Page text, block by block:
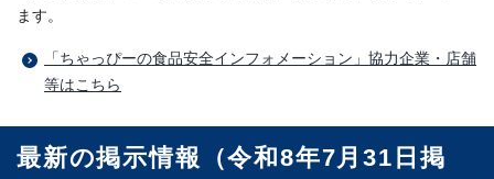
ます。
「ちゃっぴーの食品安全インフォメーション」協力企業・店舗
等はこちら
最新の掲示情報（令和8年7月31日掲